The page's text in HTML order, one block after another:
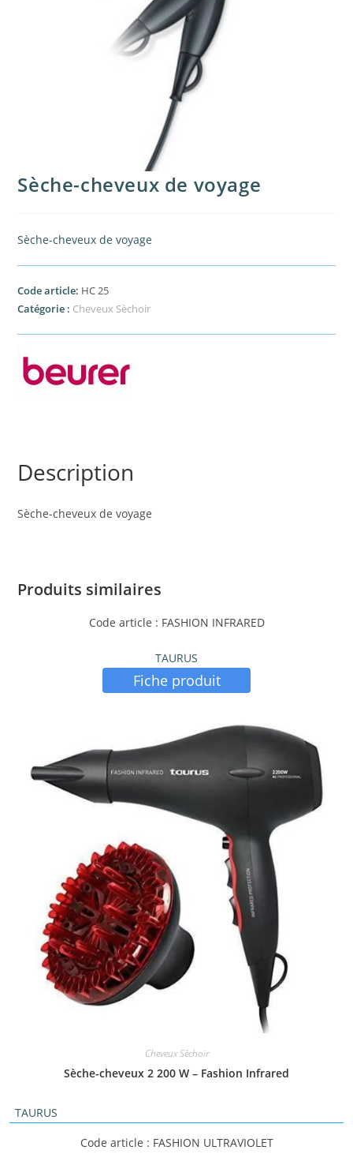
Sèche-cheveux de voyage
Sèche-cheveux de voyage
Code article: HC 25
Catégorie : Cheveux Sèchoir
Description
Sèche-cheveux de voyage
Produits similaires
Code article : FASHION INFRARED
TAURUS
Fiche produit
Cheveux Sèchoir
Sèche-cheveux 2 200 W – Fashion Infrared
TAURUS
Code article : FASHION ULTRAVIOLET